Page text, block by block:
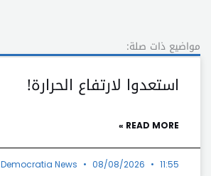
مواضيع ذات صلة:
استعدوا لارتفاع الحرارة!
READ MORE »
Democratia News 08/08/2026 11:55 ص